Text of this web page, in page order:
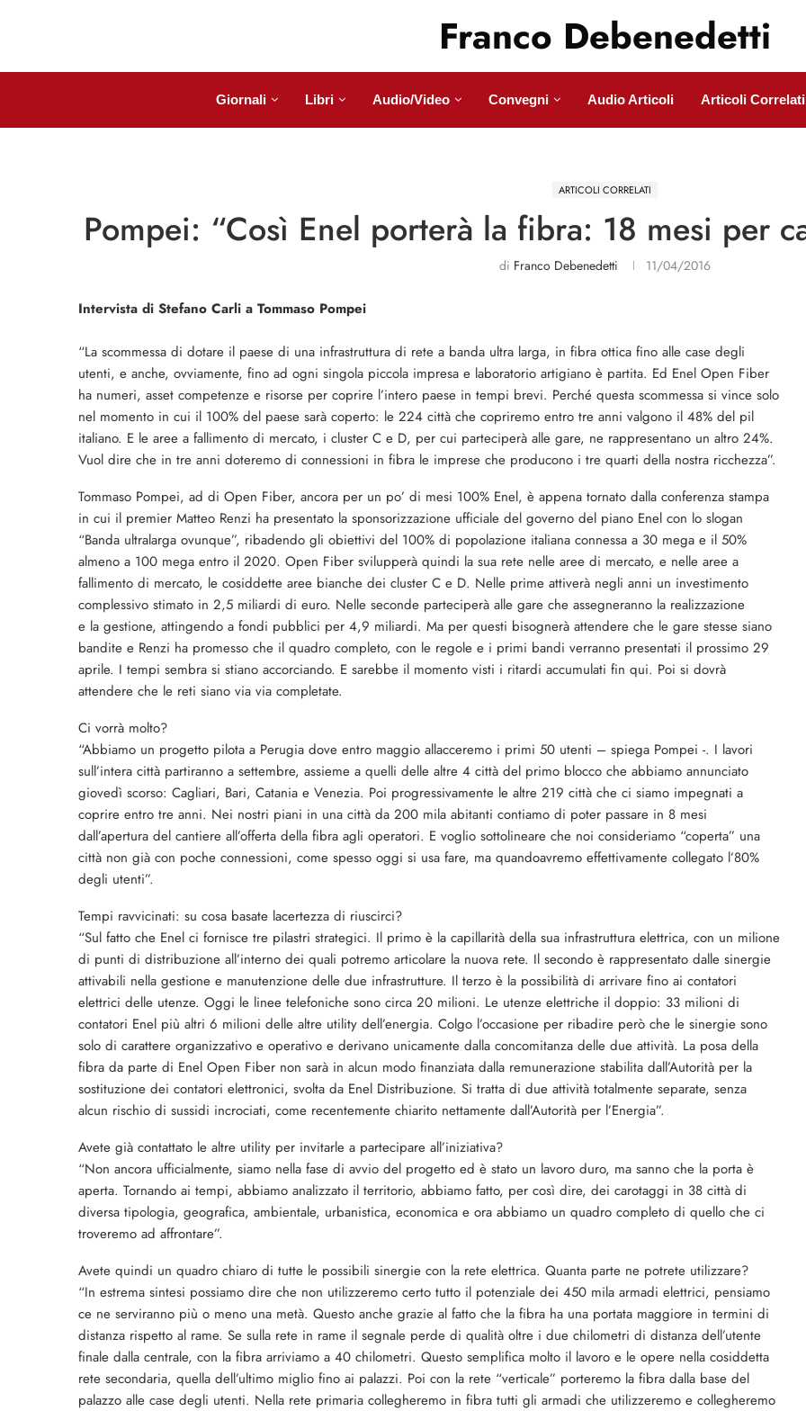
Franco Debenedetti
Giornali Libri Audio/Video Convegni Audio Articoli Articoli Correlati
ARTICOLI CORRELATI
Pompei: “Così Enel porterà la fibra: 18 mesi per
di Franco Debenedetti 11/04/2016
Intervista di Stefano Carli a Tommaso Pompei
“La scommessa di dotare il paese di una infrastruttura di rete a banda ultra larga, in fibra ottica fino alle case degli
utenti, e anche, ovviamente, fino ad ogni singola piccola impresa e laboratorio artigiano è partita. Ed Enel Open Fiber
ha numeri, asset competenze e risorse per coprire l’intero paese in tempi brevi. Perché questa scommessa si vince solo
nel momento in cui il 100% del paese sarà coperto: le 224 città che copriremo entro tre anni valgono il 48% del pil
italiano. E le aree a fallimento di mercato, i cluster C e D, per cui parteciperà alle gare, ne rappresentano un altro 24%.
Vuol dire che in tre anni doteremo di connessioni in fibra le imprese che producono i tre quarti della nostra ricchezza”.
Tommaso Pompei, ad di Open Fiber, ancora per un po’ di mesi 100% Enel, è appena tornato dalla conferenza stampa
in cui il premier Matteo Renzi ha presentato la sponsorizzazione ufficiale del governo del piano Enel con lo slogan
“Banda ultralarga ovunque”, ribadendo gli obiettivi del 100% di popolazione italiana connessa a 30 mega e il 50%
almeno a 100 mega entro il 2020. Open Fiber svilupperà quindi la sua rete nelle aree di mercato, e nelle aree a
fallimento di mercato, le cosiddette aree bianche dei cluster C e D. Nelle prime attiverà negli anni un investimento
complessivo stimato in 2,5 miliardi di euro. Nelle seconde parteciperà alle gare che assegneranno la realizzazione
e la gestione, attingendo a fondi pubblici per 4,9 miliardi. Ma per questi bisognerà attendere che le gare stesse siano
bandite e Renzi ha promesso che il quadro completo, con le regole e i primi bandi verranno presentati il prossimo 29
aprile. I tempi sembra si stiano accorciando. E sarebbe il momento visti i ritardi accumulati fin qui. Poi si dovrà
attendere che le reti siano via via completate.
Ci vorrà molto?
“Abbiamo un progetto pilota a Perugia dove entro maggio allacceremo i primi 50 utenti – spiega Pompei -. I lavori
sull’intera città partiranno a settembre, assieme a quelli delle altre 4 città del primo blocco che abbiamo annunciato
giovedì scorso: Cagliari, Bari, Catania e Venezia. Poi progressivamente le altre 219 città che ci siamo impegnati a
coprire entro tre anni. Nei nostri piani in una città da 200 mila abitanti contiamo di poter passare in 8 mesi
dall’apertura del cantiere all’offerta della fibra agli operatori. E voglio sottolineare che noi consideriamo “coperta” una
città non già con poche connessioni, come spesso oggi si usa fare, ma quandoavremo effettivamente collegato l’80%
degli utenti”.
Tempi ravvicinati: su cosa basate lacertezza di riuscirci?
“Sul fatto che Enel ci fornisce tre pilastri strategici. Il primo è la capillarità della sua infrastruttura elettrica, con un milione
di punti di distribuzione all’interno dei quali potremo articolare la nuova rete. Il secondo è rappresentato dalle sinergie
attivabili nella gestione e manutenzione delle due infrastrutture. Il terzo è la possibilità di arrivare fino ai contatori
elettrici delle utenze. Oggi le linee telefoniche sono circa 20 milioni. Le utenze elettriche il doppio: 33 milioni di
contatori Enel più altri 6 milioni delle altre utility dell’energia. Colgo l’occasione per ribadire però che le sinergie sono
solo di carattere organizzativo e operativo e derivano unicamente dalla concomitanza delle due attività. La posa della
fibra da parte di Enel Open Fiber non sarà in alcun modo finanziata dalla remunerazione stabilita dall’Autorità per la
sostituzione dei contatori elettronici, svolta da Enel Distribuzione. Si tratta di due attività totalmente separate, senza
alcun rischio di sussidi incrociati, come recentemente chiarito nettamente dall’Autorità per l’Energia”.
Avete già contattato le altre utility per invitarle a partecipare all’iniziativa?
“Non ancora ufficialmente, siamo nella fase di avvio del progetto ed è stato un lavoro duro, ma sanno che la porta è
aperta. Tornando ai tempi, abbiamo analizzato il territorio, abbiamo fatto, per così dire, dei carotaggi in 38 città di
diversa tipologia, geografica, ambientale, urbanistica, economica e ora abbiamo un quadro completo di quello che ci
troveremo ad affrontare”.
Avete quindi un quadro chiaro di tutte le possibili sinergie con la rete elettrica. Quanta parte ne potrete utilizzare?
“In estrema sintesi possiamo dire che non utilizzeremo certo tutto il potenziale dei 450 mila armadi elettrici, pensiamo
ce ne serviranno più o meno una metà. Questo anche grazie al fatto che la fibra ha una portata maggiore in termini di
distanza rispetto al rame. Se sulla rete in rame il segnale perde di qualità oltre i due chilometri di distanza dell’utente
finale dalla centrale, con la fibra arriviamo a 40 chilometri. Questo semplifica molto il lavoro e le opere nella cosiddetta
rete secondaria, quella dell’ultimo miglio fino ai palazzi. Poi con la rete “verticale” porteremo la fibra dalla base del
palazzo alle case degli utenti. Nella rete primaria collegheremo in fibra tutti gli armadi che utilizzeremo e collegheremo